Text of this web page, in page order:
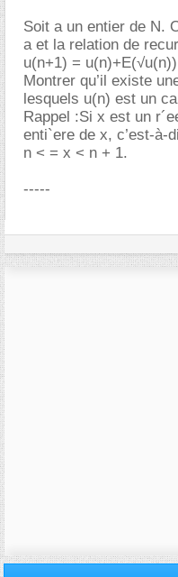
Soit a un entier de N.
a et la relation de
u(n+1) =
Montrer qu’il existe
lesquels u(n) est un
Rappel :Si x est un
enti`ere de x, c’est-à-
n < = x < n + 1.
-----